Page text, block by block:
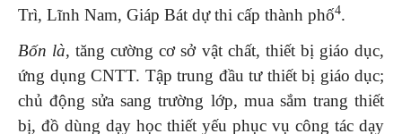
Trì, Lĩnh Nam, Giáp Bát dự thi cấp thành phố4.
Bốn là, tăng cường cơ sở vật chất, thiết bị giáo dục,
ứng dụng CNTT. Tập trung đầu tư thiết bị giáo dục;
chủ động sửa sang trường lớp, mua sắm trang thiết
bị, đồ dùng dạy học thiết yếu phục vụ công tác dạy